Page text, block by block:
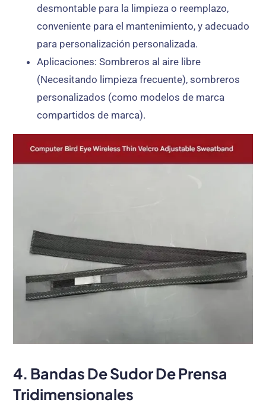
desmontable para la limpieza o reemplazo,
conveniente para el mantenimiento, y adecuado
para personalización personalizada.
Aplicaciones: Sombreros al aire libre
(Necesitando limpieza frecuente), sombreros
personalizados (como modelos de marca
compartidos de marca).
4. Bandas De Sudor De Prensa
Tridimensionales